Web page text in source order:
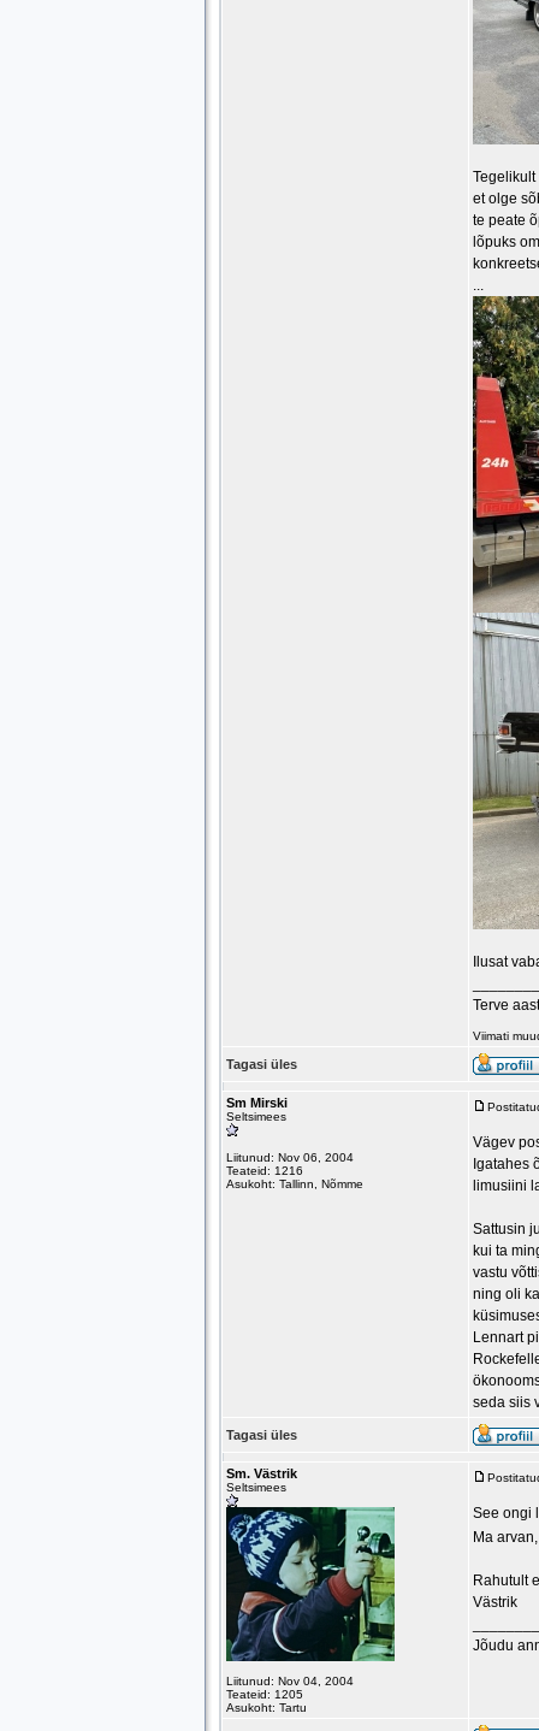
et olge
te peate
lõpuks
...
Ilusat
Terve
Viimati
Tagasi üles
Sm Mirski
Seltsimees
Liitunud: Nov 06, 2004
Teateid: 1216
Asukoht: Tallinn, Nõmme
Vägev
Igatahes
limusiini
Sattusin
kui ta
vastu
ning oli
Lennart
seda siis
Tagasi üles
Sm. Västrik
Seltsimees
Liitunud: Nov 04, 2004
Teateid: 1205
Asukoht: Tartu
See ongi
Ma
Rahutult
Västrik
Jõudu